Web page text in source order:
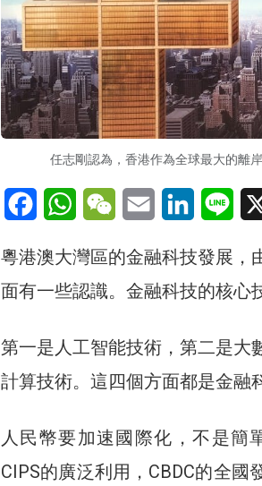
任志剛認為，香港作為全球最大的離
FacebookWhatsAppWeChatEmail LinkedInLine
粵港澳大灣區的金融科技發展，
面有一些認識。金融科技的核心
第一是人工智能技術，第二是大
計算技術。這四個方面都是金融
人民幣要加速國際化，不是簡
CIPS的廣泛利用，CBDC的全